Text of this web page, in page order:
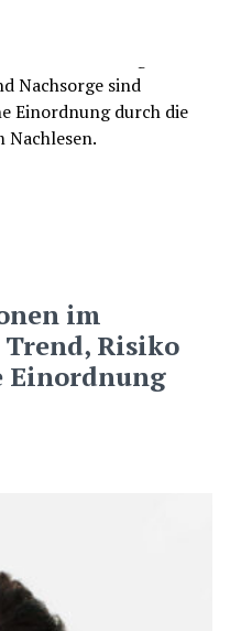
im
Risiko
Einordnung